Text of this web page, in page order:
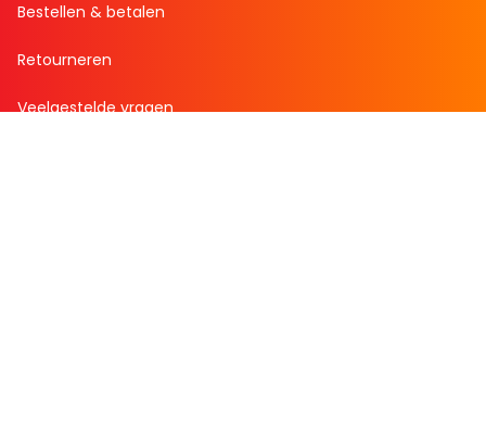
Bestellen & betalen
Retourneren
Veelgestelde vragen